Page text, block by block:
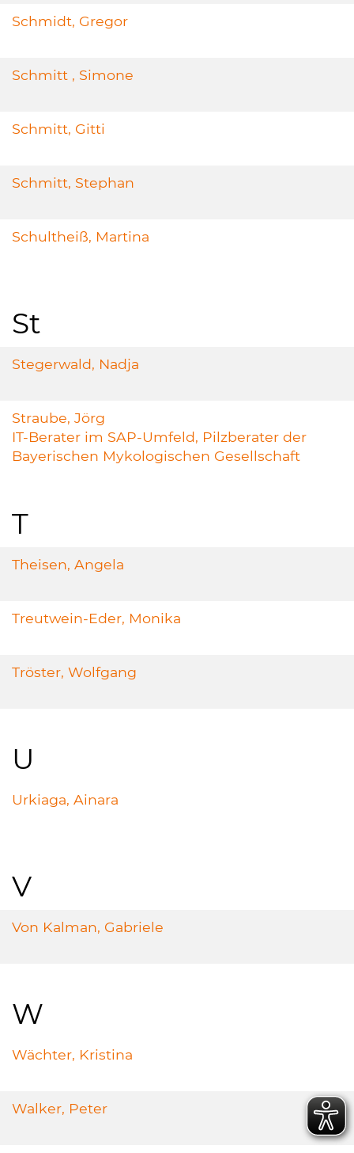
Schmidt, Gregor
Schmitt , Simone
Schmitt, Gitti
Schmitt, Stephan
Schultheiß, Martina
St
Stegerwald, Nadja
Straube, Jörg
IT-Berater im SAP-Umfeld, Pilzberater der
Bayerischen Mykologischen Gesellschaft
T
Theisen, Angela
Treutwein-Eder, Monika
Tröster, Wolfgang
U
Urkiaga, Ainara
V
Von Kalman, Gabriele
W
Wächter, Kristina
Walker, Peter